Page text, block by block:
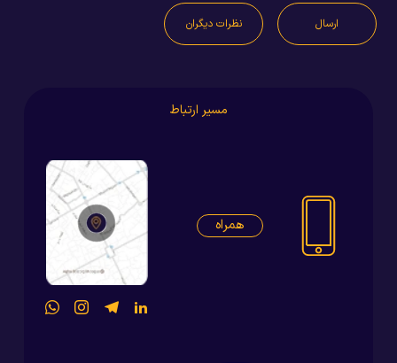
ارسال نظرات دیگران
مسیر ارتباط
همراه